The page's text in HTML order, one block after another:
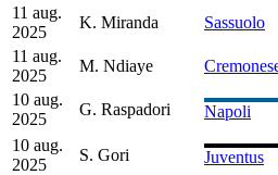
11 aug.
2025
K. Miranda Sassuolo
11 aug.
2025
M. Ndiaye
10 aug.
2025
G. Raspadori Napoli
10 aug.
2025
S. Gori Juventus